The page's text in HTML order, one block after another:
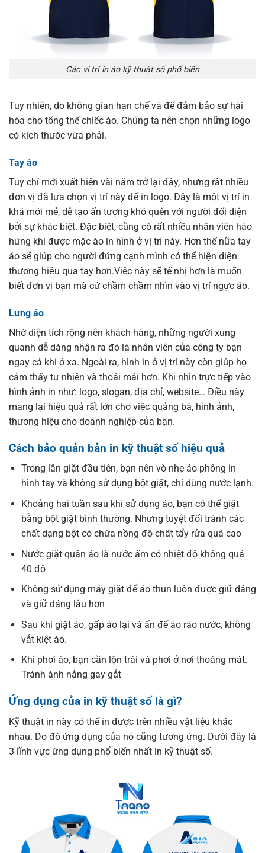
Các vị trí in áo kỹ thuật số phổ biến
Tuy nhiên, do không gian hạn chế và để đảm bảo sự hài
hòa cho tổng thể chiếc áo. Chúng ta nên chọn những logo
có kích thước vừa phải.
Tay áo
Tuy chỉ mới xuất hiện vài năm trở lại đây, nhưng rất nhiều
đơn vị đã lựa chọn vị trí này để in logo. Đây là một vị trí in
khá mới mẻ, dễ tạo ấn tượng khó quên với người đối diện
bởi sự khác biệt. Đặc biệt, cũng có rất nhiều nhân viên hào
hứng khi được mặc áo in hình ở vị trí này. Hơn thế nữa tay
áo sẽ giúp cho người đứng cạnh mình có thể hiện diện
thương hiệu qua tay hơn.Việc này sẽ tế nhị hơn là muốn
biết đơn vị bạn mà cứ chầm chầm nhìn vào vị trí ngực áo.
Lưng áo
Nhờ diện tích rộng nên khách hàng, những người xung
quanh dễ dàng nhận ra đó là nhân viên của công ty bạn
ngay cả khi ở xa. Ngoài ra, hình in ở vị trí này còn giúp họ
cảm thấy tự nhiên và thoải mái hơn. Khi nhìn trực tiếp vào
hình ảnh in như: logo, slogan, địa chỉ, website… Điều này
mang lại hiệu quả rất lớn cho việc quảng bá, hình ảnh,
thương hiệu cho doanh nghiệp của bạn.
Cách bảo quản bản in kỹ thuật số hiệu quả
Trong lần giặt đầu tiên, bạn nên vò nhẹ áo phông in
hình tay và không sử dụng bột giặt, chỉ dùng nước lạnh.
Khoảng hai tuần sau khi sử dụng áo, bạn có thể giặt
bằng bột giặt bình thường. Nhưng tuyệt đối tránh các
chất dạng bột có chứa nồng độ chất tẩy rửa quá cao
Nước giặt quần áo là nước ấm có nhiệt độ không quá
40 độ
Không sử dụng máy giặt để áo thun luôn được giữ dáng
và giữ dáng lâu hơn
Sau khi giặt áo, gấp áo lại và ấn để áo ráo nước, không
vắt kiệt áo.
Khi phơi áo, bạn cần lộn trái và phơi ở nơi thoáng mát.
Tránh ánh nắng gay gắt
Ứng dụng của in kỹ thuật số là gì?
Kỹ thuật in này có thể in được trên nhiều vật liệu khác
nhau. Do đó ứng dụng của nó cũng tương ứng. Dưới đây là
3 lĩnh vực ứng dụng phổ biến nhất in kỹ thuật số.